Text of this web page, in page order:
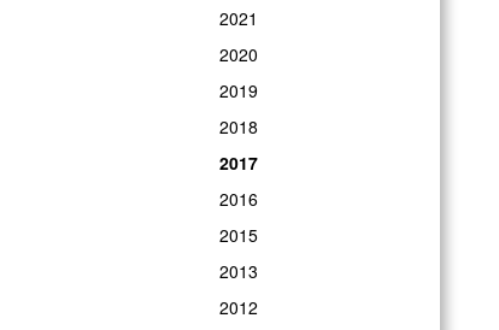
2021
2020
2019
2018
2017
2016
2015
2013
2012